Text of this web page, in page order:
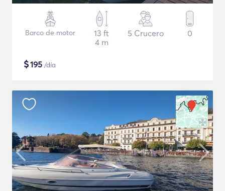
Barco de motor
13 ft
4 m
5 Crucero 0
$195 /día